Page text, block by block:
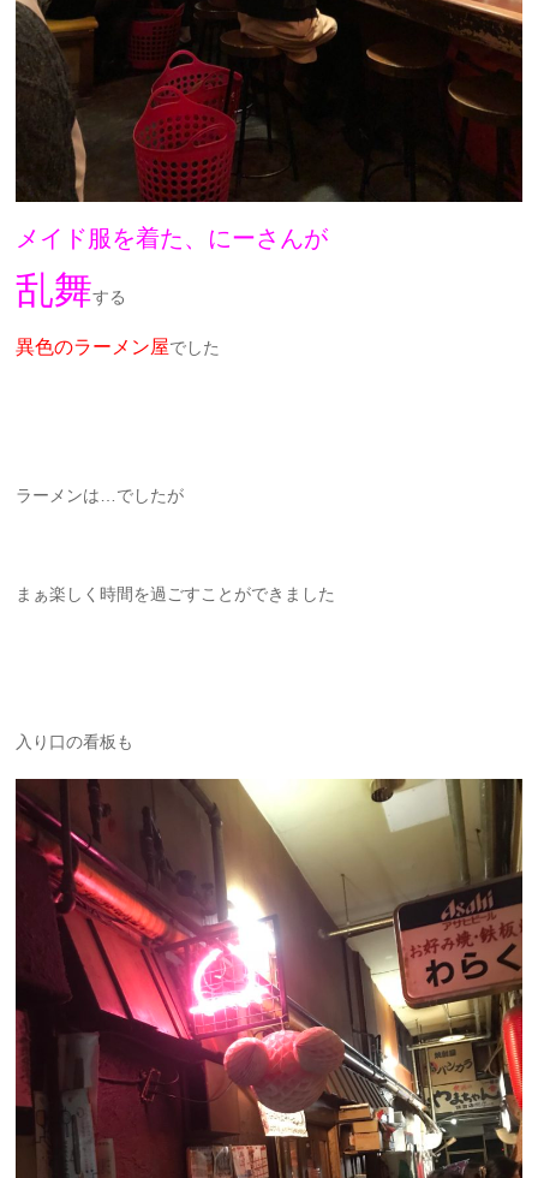
メイド服を着た、にーさんが
乱舞する
異色のラーメン屋でした
ラーメンは…でしたが
まぁ楽しく時間を過ごすことができました
入り口の看板も